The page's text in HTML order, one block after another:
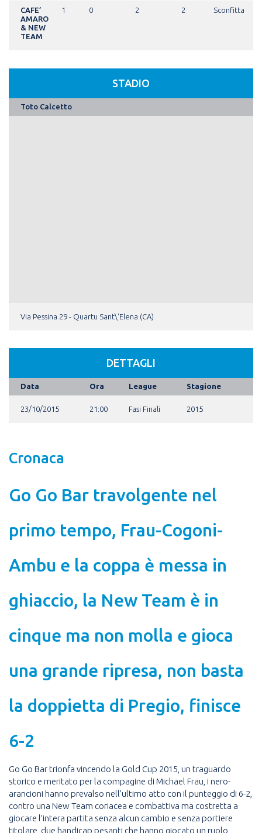
CAFE’
AMARO
& NEW
TEAM
1 0 2 2 Sconfitta
STADIO
Toto Calcetto
Via Pessina 29 - Quartu Sant\'Elena (CA)
DETTAGLI
Data Ora League Stagione
23/10/2015 21:00 Fasi Finali 2015
Cronaca
Go Go Bar travolgente nel
primo tempo, Frau-Cogoni-
Ambu e la coppa è messa in
ghiaccio, la New Team è in
cinque ma non molla e gioca
una grande ripresa, non basta
la doppietta di Pregio, finisce
6-2
Go Go Bar trionfa vincendo la Gold Cup 2015, un traguardo
storico e meritato per la compagine di Michael Frau, i nero-
arancioni hanno prevalso nell’ultimo atto con il punteggio di 6-2,
contro una New Team coriacea e combattiva ma costretta a
giocare l’intera partita senza alcun cambio e senza portiere
titolare, due handicap pesanti che hanno giocato un ruolo